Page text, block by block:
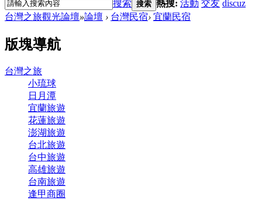
搜索 搜索 熱搜: 活動 交友 discuz
台灣之旅觀光論壇»論壇 › 台灣民宿› 宜蘭民宿
版塊導航
台灣之旅
小琉球
日月潭
宜蘭旅遊
花蓮旅遊
澎湖旅遊
台北旅遊
台中旅遊
高雄旅遊
台南旅遊
逢甲商圈